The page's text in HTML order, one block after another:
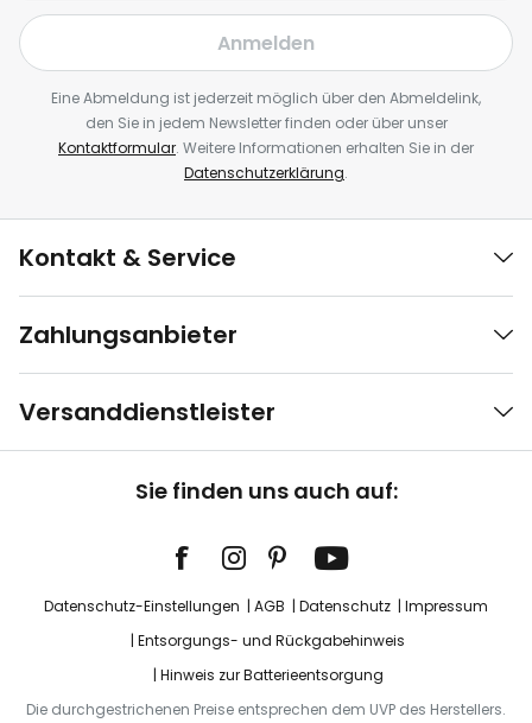
Anmelden
Eine Abmeldung ist jederzeit möglich über den Abmeldelink,
den Sie in jedem Newsletter finden oder über unser
Kontaktformular. Weitere Informationen erhalten Sie in der
Datenschutzerklärung.
Kontakt & Service
Zahlungsanbieter
Versanddienstleister
Sie finden uns auch auf:
Datenschutz-Einstellungen AGB Datenschutz
Impressum
Entsorgungs- und Rückgabehinweis
Hinweis zur Batterieentsorgung
Die durchgestrichenen Preise entsprechen dem UVP des Herstellers.